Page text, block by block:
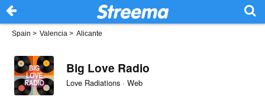
Spain > Valencia > Alicante
Big Love Radio
Love Radiations · Web